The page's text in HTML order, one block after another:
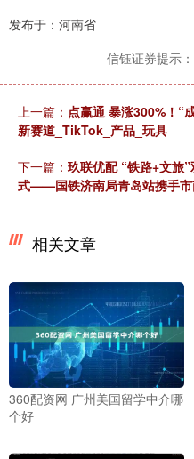
发布于：河南省
信钰证券提示
上一篇： 点赢通 暴涨300%！“
新赛道_TikTok_产品_玩具
下一篇： 玖联优配 “铁路+文旅
式——国铁济南局青岛站携手市
相关文章
360配资网 广州美国留学中介哪
个好